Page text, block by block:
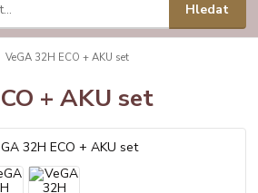
Hledat
VeGA 32H ECO + AKU set
+ AKU set